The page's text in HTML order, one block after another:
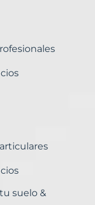
suelo &